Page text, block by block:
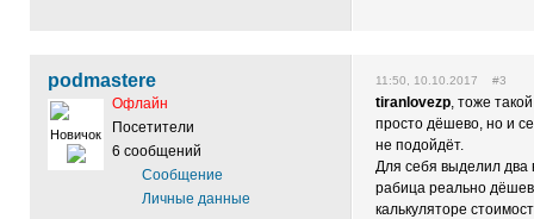
podmastere
Новичок
Офлайн
Посетители
6 сообщений
Сообщение
Личные данные
11:50, 10.10.2017 #3
tiranlovezp, тоже
просто дёшево, но и
не подойдёт.
Для себя выделил
рабица реально
калькуляторе